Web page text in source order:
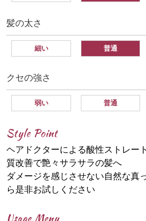
髪の太さ
細い 普通
クセの強さ
弱い 普通
Style Point
ヘアドクターによる酸性ストレー
質改善で艶々サラサラの髪へ
ダメージを感じさせない自然な真
ら是非お試しください